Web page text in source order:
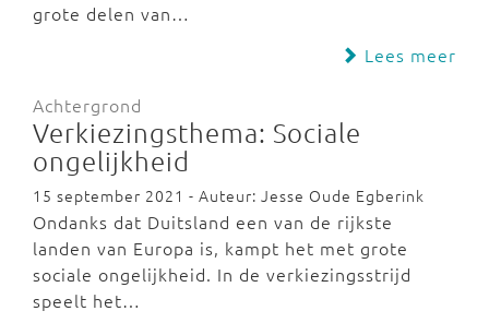
grote delen van…
Lees meer
Achtergrond
Verkiezingsthema: Sociale
ongelijkheid
15 september 2021 - Auteur: Jesse Oude Egberink
Ondanks dat Duitsland een van de rijkste
landen van Europa is, kampt het met grote
sociale ongelijkheid. In de verkiezingsstrijd
speelt het…